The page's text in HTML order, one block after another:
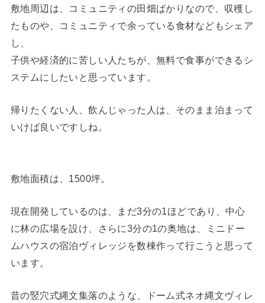
敷地周辺は、コミュニティの田畑ばかりなので、収穫し
たものや、コミュニティで余っている食材などもシェア
し、
子供や経済的に苦しい人たちが、無料で食事ができるシ
ステムにしたいと思っています。
帰りたくない人、飲んじゃった人は、そのまま泊まって
いけば良いですしね。
敷地面積は、1500坪。
現在開発しているのは、まだ3分の1ほどであり、中心
に林の広場を設け、さらに3分の1の奥地は、ミニドー
ムハウスの宿泊ヴィレッジを数棟作って行こうと思って
います。
昔の竪穴式縄文集落のような、ドーム式ネオ縄文ヴィレ